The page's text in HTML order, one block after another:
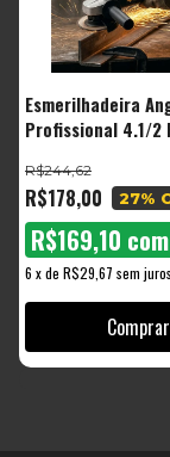
Esmerilhadeira
Profissional 4.1/2
R$178,00
R$244,62
27%
6 xde R$29,67 sem juros
R$169,10 com
Comprar